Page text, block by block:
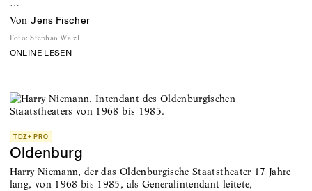
…
von Jens Fischer
Foto: Stephan Walzl
ONLINE LESEN
TDZ+ PRO
Oldenburg
Harry Niemann, der das Oldenburgische Staatstheater 17 Jahre
lang, von 1968 bis 1985, als Generalintendant leitete,